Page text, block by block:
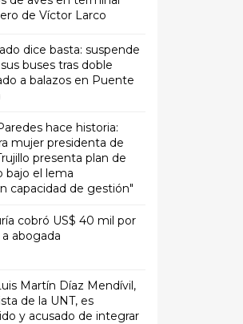
de Víctor Larco
dice basta: suspende
buses tras doble
a balazos en Puente
hace historia:
mujer presidenta de
presenta plan de
bajo el lema
capacidad de gestión"
cobró US$ 40 mil por
abogada
Martín Díaz Mendívil,
de la UNT, es
y acusado de integrar